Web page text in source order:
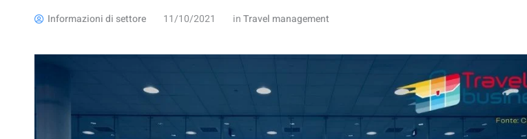
Informazioni di settore 11/10/2021 inTravel management